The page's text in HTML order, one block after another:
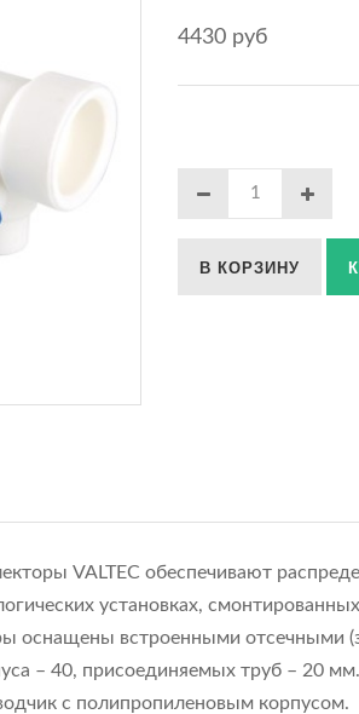
4430 руб
В КОРЗИНУ
VALTEC обеспечивают
установках,
оснащены встроенными отсечными
– 40, присоединяемых труб – 20
с полипропиленовым корпусом.